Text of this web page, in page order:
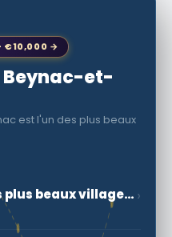
€10,000 →
Beynac-et-
est l'un des plus beaux
Beynac est l'un des plus beaux villages de France ›